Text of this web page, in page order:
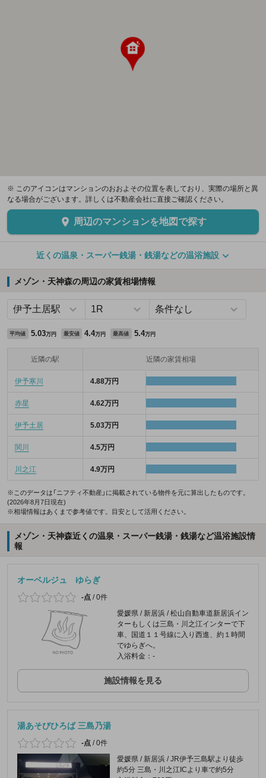
※ このアイコンはマンションのおおよその位置を表しており、実際の場所と異
なる場合がございます。詳しくは不動産会社に直接ご確認ください。
周辺のマンションを地図で探す
近くの温泉・スーパー銭湯・銭湯などの温浴施設
メゾン・天神森の周辺の家賃相場情報
平均値 5.03万円 最安値 4.4万円 最高値 5.4万円
近隣の駅 近隣の家賃相場
伊予寒川 4.88万円
赤星 4.62万円
伊予土居 5.03万円
関川 4.5万円
川之江 4.9万円
※このデータは「ニフティ不動産」に掲載されている物件を元に算出したものです。
(2026年8月7日現在)
※相場情報はあくまで参考値です。目安として活用ください。
メゾン・天神森近くの温泉・スーパー銭湯・銭湯など温浴施設情
報
オーベルジュ ゆらぎ
-点 /0件
愛媛県 / 新居浜 / 松山自動車道新居浜イン
ターもしくは三島・川之江インターで下
車、国道１１号線に入り西進、約１時間
でゆらぎへ。
入浴料金：-
施設情報を見る
湯あそびひろば 三島乃湯
-点 /0件
愛媛県 / 新居浜 / JR伊予三島駅より徒歩
約5分 三島・川之江ICより車で約5分